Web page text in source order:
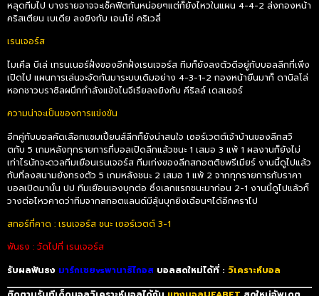
หลุดทีมไป บางรายอาจจะเช็คฟิตกันหน่อยๆแต่ก็ยังไหวในแผน 4-4-2 ส่งกองหน้า
คริสเตียน เบเดีย ลงยิงกับ เอนโซ่ คริเวลี่
เรนเจอร์ส
ไมเคิ่ล บีเล่ เทรนเนอร์ฝั่งของอีกฝั่งเรนเจอร์ส ทีมก็ยังลงตัวดีอยู่กับบอลลีกที่เพิ่ง
เปิดไป แผนการเล่นจะจัดกันมาระบบเดิมอย่าง 4-3-1-2 กองหน้ายืนมาก็ ดานิลโล่
หอกชาวบราซิลผนึกกำลังแข้งไนจีเรียลงยิงกับ คีริลล์ เดสเซอร์
ความน่าจะเป็นของการแข่งขัน
อีกคู่กับบอลคัดเลือกแชมเปี้ยนส์ลีกก็ยังน่าสนใจ เซอร์เวตต์เจ้าบ้านของลีกสวิ
ตกับ 5 เกมหลังทุกรายการที่บอลเปิดลีกแล้วชนะ 1 เสมอ 3 แพ้ 1 ผลงานก็ยังไม่
เท่าไรนักจะดวลทีมเยือนเรนเจอร์ส ทีมเก่งของลีกสกอตติชพรีเมียร์ งานนี้ดูไปแล้ว
กับที่ลงสนามยังทรงตัว 5 เกมหลังชนะ 2 เสมอ 1 แพ้ 2 จากทุกรายการกับราคา
บอลเปิดมานั้น ปป ทีมเยือนเองบุกต่อ ซึ่งเลกแรกชนะมาก่อน 2-1 งานนี้ดูไปแล้วก็
วางต่อไหวคาดว่าทีมจากสกอตแลนด์มีลุ้นบุกยิงเฉือนๆได้อีกคราไป
สกอร์ที่คาด : เรนเจอร์ส ชนะ เซอร์เวตต์ 3-1
ฟันธง : วัดไปที่ เรนเจอร์ส
รับผลฟันธง มาร์กเซยvsพานาธิไกอส บอลสดใหม่ได้ที่ : วิเคราะห์บอล